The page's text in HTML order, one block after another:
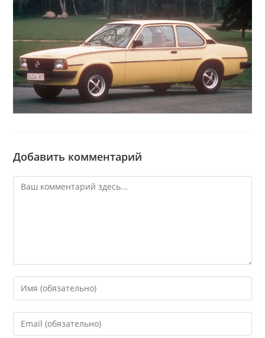
Добавить комментарий
Комментарий
Введите
свое
имя
или
Введите
свой